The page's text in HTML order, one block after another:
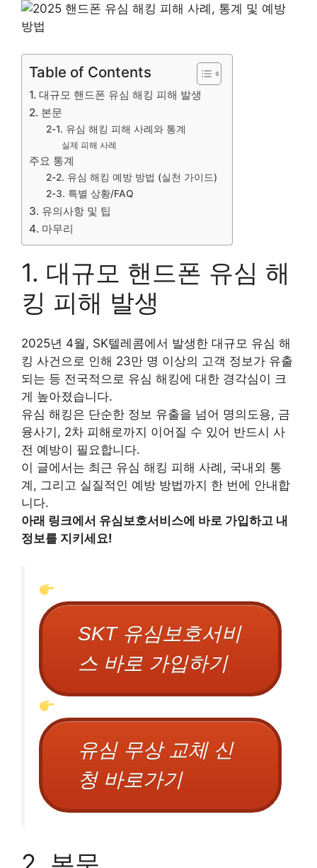
Table of Contents
1. 대규모 핸드폰 유심 해킹 피해 발생
2. 본문
2-1. 유심 해킹 피해 사례와 통계
실제 피해 사례
주요 통계
2-2. 유심 해킹 예방 방법 (실천 가이드)
2-3. 특별 상황/FAQ
3. 유의사항 및 팁
4. 마무리
1. 대규모 핸드폰 유심 해
킹 피해 발생
2025년 4월, SK텔레콤에서 발생한 대규모 유심 해
킹 사건으로 인해 23만 명 이상의 고객 정보가 유출
되는 등 전국적으로 유심 해킹에 대한 경각심이 크
게 높아졌습니다.
유심 해킹은 단순한 정보 유출을 넘어 명의도용, 금
융사기, 2차 피해로까지 이어질 수 있어 반드시 사
전 예방이 필요합니다.
이 글에서는 최근 유심 해킹 피해 사례, 국내외 통
계, 그리고 실질적인 예방 방법까지 한 번에 안내합
니다.
아래 링크에서 유심보호서비스에 바로 가입하고 내
정보를 지키세요!
SKT 유심보호서비
스 바로 가입하기
유심 무상 교체 신
청 바로가기